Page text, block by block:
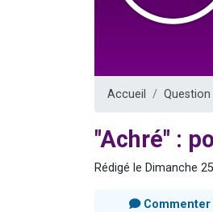
Accueil Question
"Achré" :
Rédigé le Dimanche
Commenter